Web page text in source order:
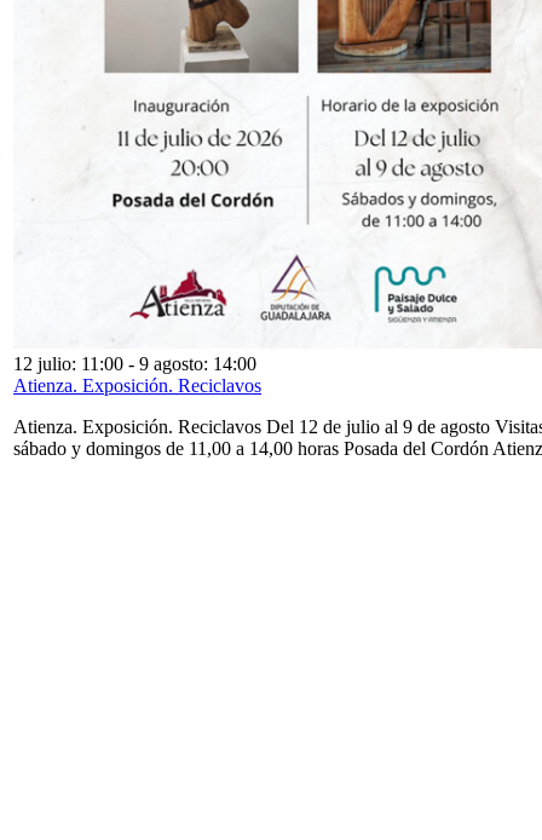
12 julio: 11:00 - 9 agosto: 14:00
Atienza. Exposición. Reciclavos
Atienza. Exposición. Reciclavos Del 12 de julio al 9 de agosto
sábado y domingos de 11,00 a 14,00 horas Posada del Cordón